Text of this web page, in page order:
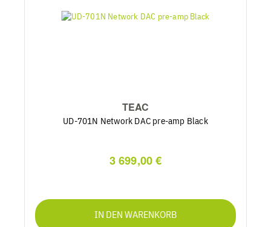
TEAC
UD-701N Network DAC pre-amp Black
3 699,00 €
IN DEN WARENKORB